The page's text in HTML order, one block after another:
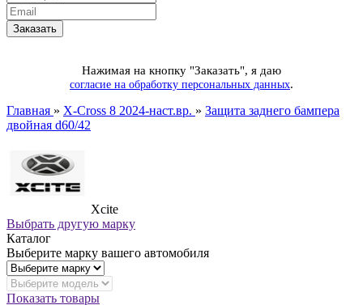
Нажимая на кнопку "Заказать", я даю
согласие на обработку персональных данных.
Главная » X-Cross 8 2024-наст.вр. » Защита заднего бампера
двойная d60/42
Xcite
Выбрать другую марку
Каталог
Выберите марку вашего автомобиля
Показать товары